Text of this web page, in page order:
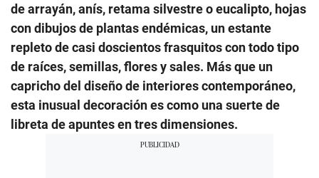
de arrayán, anís, retama silvestre o eucalipto, hojas
con dibujos de plantas endémicas, un estante
repleto de casi doscientos frasquitos con todo tipo
de raíces, semillas, flores y sales. Más que un
capricho del diseño de interiores contemporáneo,
esta inusual decoración es como una suerte de
libreta de apuntes en tres dimensiones.